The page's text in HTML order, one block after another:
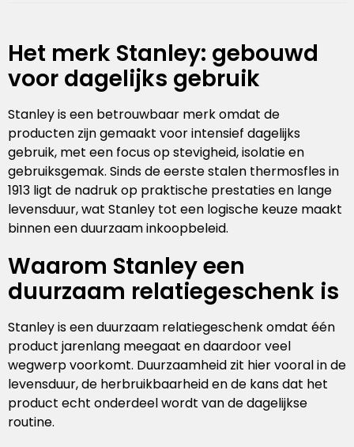
Het merk Stanley: gebouwd
voor dagelijks gebruik
Stanley is een betrouwbaar merk omdat de
producten zijn gemaakt voor intensief dagelijks
gebruik, met een focus op stevigheid, isolatie en
gebruiksgemak. Sinds de eerste stalen thermosfles in
1913 ligt de nadruk op praktische prestaties en lange
levensduur, wat Stanley tot een logische keuze maakt
binnen een duurzaam inkoopbeleid.
Waarom Stanley een
duurzaam relatiegeschenk is
Stanley is een duurzaam relatiegeschenk omdat één
product jarenlang meegaat en daardoor veel
wegwerp voorkomt. Duurzaamheid zit hier vooral in de
levensduur, de herbruikbaarheid en de kans dat het
product echt onderdeel wordt van de dagelijkse
routine.